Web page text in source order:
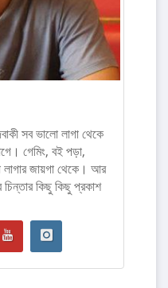
সব ভালো লাগা থেকে
গেমিং, বই পড়া,
জায়গা থেকে। আর
কিছু কিছু প্রকাশ